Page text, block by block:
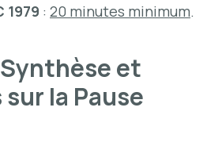
1979 : 20 minutes minimum.
et
la Pause